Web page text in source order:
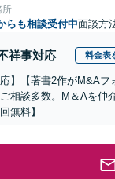
所
らも相談受付中面談方
祥事対応 料金表
応】【著書2作がM&A
相談多数。M＆Aを仲
無料】